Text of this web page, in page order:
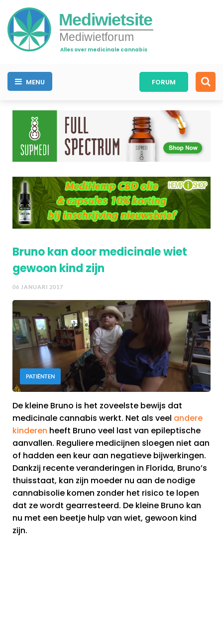
Mediwietsite
Mediwietforum
Alles over medicinale cannabis
MENU FORUM
Bruno kan door medicinale wiet
gewoon kind zijn
06 JANUARI 2017
PATIËNTEN
De kleine Bruno is het zoveelste bewijs dat
medicinale cannabis werkt. Net als veel andere
kinderen heeft Bruno veel last van epileptische
aanvallen. Reguliere medicijnen sloegen niet aan
of hadden een keur aan negatieve bijwerkingen.
Dankzij recente veranderingen in Florida, Bruno’s
thuisstaat, kan zijn moeder nu aan de nodige
cannabisolie komen zonder het risico te lopen
dat ze wordt gearresteerd. De kleine Bruno kan
nu met een beetje hulp van wiet, gewoon kind
zijn.